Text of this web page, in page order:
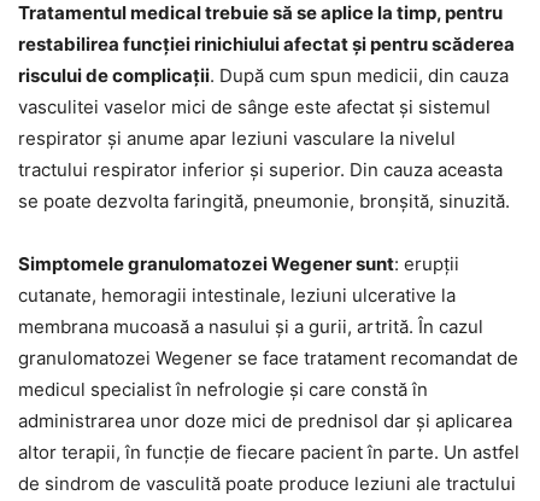
Tratamentul medical trebuie să se aplice la timp, pentru
restabilirea funcției rinichiului afectat și pentru scăderea
riscului de complicații. După cum spun medicii, din cauza
vasculitei vaselor mici de sânge este afectat și sistemul
respirator și anume apar leziuni vasculare la nivelul
tractului respirator inferior și superior. Din cauza aceasta
se poate dezvolta faringită, pneumonie, bronșită, sinuzită.
Simptomele granulomatozei Wegener sunt: erupții
cutanate, hemoragii intestinale, leziuni ulcerative la
membrana mucoasă a nasului și a gurii, artrită. În cazul
granulomatozei Wegener se face tratament recomandat de
medicul specialist în nefrologie și care constă în
administrarea unor doze mici de prednisol dar și aplicarea
altor terapii, în funcție de fiecare pacient în parte. Un astfel
de sindrom de vasculită poate produce leziuni ale tractului